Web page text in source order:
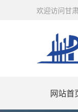
欢迎访问甘
网站首